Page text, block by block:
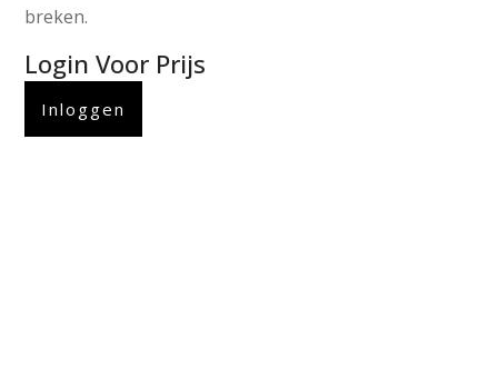
breken.
Login Voor Prijs
Inloggen